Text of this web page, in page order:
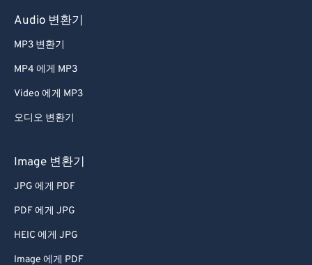
Audio 변환기
MP3 변환기
MP4 에게 MP3
Video 에게 MP3
오디오 변환기
Image 변환기
JPG 에게 PDF
PDF 에게 JPG
HEIC 에게 JPG
Image 에게 PDF